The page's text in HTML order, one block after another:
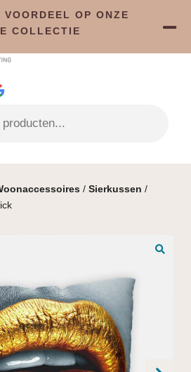
/Sierkussen /
OP ONZE
COLLECTIE